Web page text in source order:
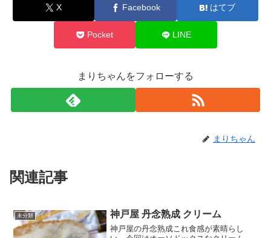
X Facebook はてブ
Pocket LINE
まりちゃんをフォローする
まりちゃん
関連記事
未分類 神戸屋 丹念熟成 クリーム
神戸屋の丹念熟成これ食感が素晴らし